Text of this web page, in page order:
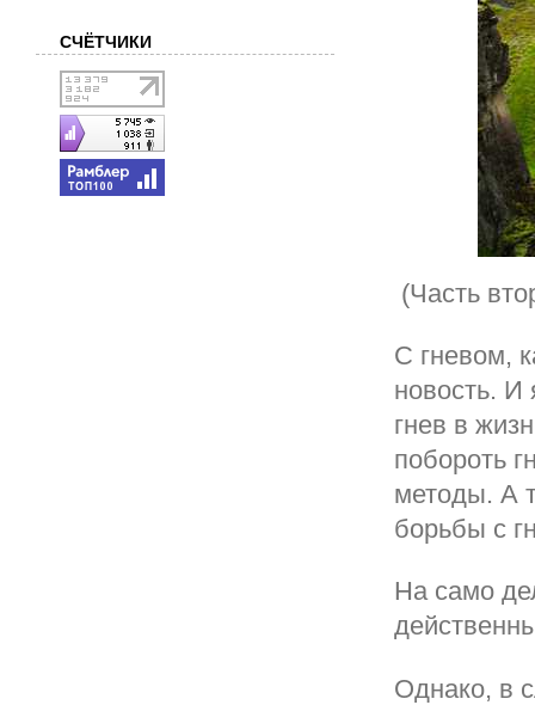
(Часть
С гневом,
новость.
гнев в
побороть
методы. А
борьбы с
На само
Однако, в
СЧЁТЧИКИ